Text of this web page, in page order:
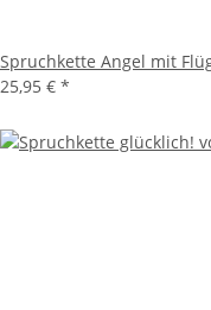
Spruchkette Angel mit
25,95 € *